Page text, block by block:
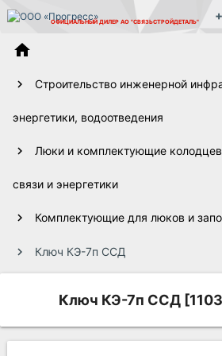
ОФИЦИАЛЬНЫЙ ДИЛЕР АО "СВЯЗЬСТРОЙДЕТАЛЬ"
home
Строительство инженерной
энергетики, водоотведения
Люки и комплектующие колодцев
связи и энергетики
Комплектующие для люков и
Ключ КЭ-7п ССД
Ключ КЭ-7п ССД